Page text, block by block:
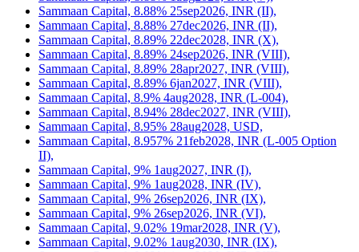
Sammaan Capital, 8.88% 25sep2026, INR (II),
Sammaan Capital, 8.88% 27dec2026, INR (II),
Sammaan Capital, 8.89% 22dec2028, INR (X),
Sammaan Capital, 8.89% 24sep2026, INR (VIII),
Sammaan Capital, 8.89% 28apr2027, INR (VIII),
Sammaan Capital, 8.89% 6jan2027, INR (VIII),
Sammaan Capital, 8.9% 4aug2028, INR (L-004),
Sammaan Capital, 8.94% 28dec2027, INR (VIII),
Sammaan Capital, 8.95% 28aug2028, USD,
Sammaan Capital, 8.957% 21feb2028, INR (L-005 Option
II),
Sammaan Capital, 9% 1aug2027, INR (I),
Sammaan Capital, 9% 1aug2028, INR (IV),
Sammaan Capital, 9% 26sep2026, INR (IX),
Sammaan Capital, 9% 26sep2026, INR (VI),
Sammaan Capital, 9.02% 19mar2028, INR (V),
Sammaan Capital, 9.02% 1aug2030, INR (IX),